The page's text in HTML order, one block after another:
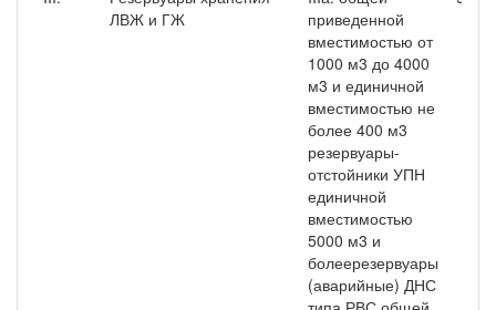
ЛВЖ и ГЖ
приведенной
вместимостью от
1000 м3 до 4000
м3 и единичной
вместимостью не
более 400 м3
резервуары-
отстойники УПН
единичной
вместимостью
5000 м3 и
болеерезервуары
(аварийные) ДНС